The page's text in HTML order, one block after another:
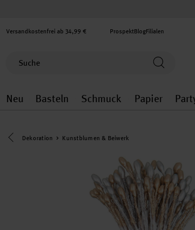
Versandkostenfrei ab 34,99 € ProspektBlogFilialen
Neu
Neu general.openMenu
Basteln
Basteln general.openMenu
Schmuck
Schmuck
Papier
Eine Kategorie zurück navigieren
Dekoration Kunstblumen & Beiwerk